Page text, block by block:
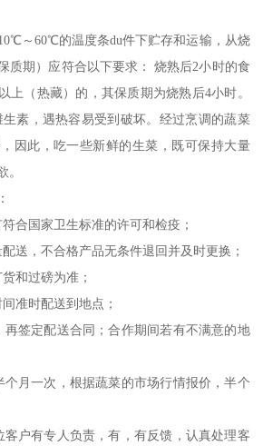
～60℃的温度条du件下贮存和运输，从烧
质期）应符合以下要求： 烧熟后2小时的食
上（热藏）的，其保质期为烧熟后4小时。
素，遇热容易受到破坏。经过烹调的蔬菜
因此，吃一些新鲜的生菜，既可保持大量
。
合国家卫生标准的许可和检疫；
送，不合格产品无条件退回并及时更换；
和过磅为准；
准时配送到地点；
再签定配送合同；合作期间若有不满意的地
月一次，根据蔬菜的市场行情报价，半个
客户有专人负责，有，有反馈，认真处理客